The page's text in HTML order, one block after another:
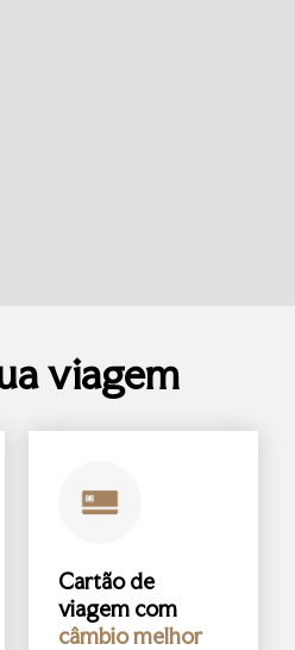
viagem
Cartão de
viagem com
câmbio melhor